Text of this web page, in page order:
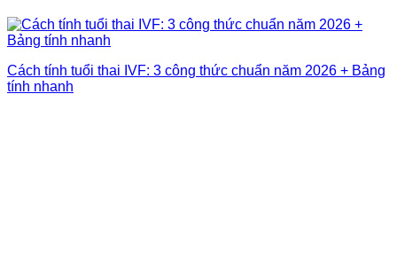
Cách tính tuổi thai IVF: 3 công thức chuẩn năm 2026 + Bảng
tính nhanh